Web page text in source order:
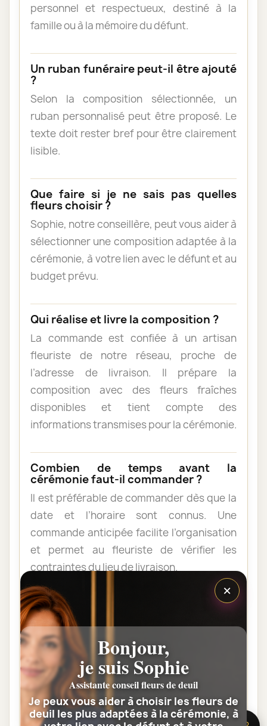
personnel et respectueux, destiné à la
famille ou à la mémoire du défunt.
Un ruban funéraire peut-il être ajouté
?
Selon la composition sélectionnée, un
ruban personnalisé peut être proposé. Le
texte doit rester bref pour être clairement
lisible.
Que faire si je ne sais pas quelles
fleurs choisir ?
Sophie, notre conseillère, peut vous aider à
sélectionner une composition adaptée à la
cérémonie, à votre lien avec le défunt et au
budget prévu.
Qui réalise et livre la composition ?
La commande est confiée à un artisan
fleuriste de notre réseau, proche de
l’adresse de livraison. Il prépare la
composition avec des fleurs fraîches
disponibles et tient compte des
informations transmises pour la cérémonie.
Combien de temps avant la
cérémonie faut-il commander ?
Il est préférable de commander dès que la
date et l’horaire sont connus. Une
commande anticipée facilite l’organisation
et permet au fleuriste de vérifier les
contraintes du lieu de livraison.
Les fleurs peuvent-elles être livrées
au domicile de la famille ?
Oui. Une composition de condoléances
peut être livrée au domicile avant ou après
la cérémonie. Vérifiez simplement que
quelqu’un pourra réceptionner les fleurs.
×
Bonjour,
je suis Sophie
Assistante conseil fleurs de deuil
Je peux vous aider à choisir les fleurs de
deuil les plus adaptées à la cérémonie, à